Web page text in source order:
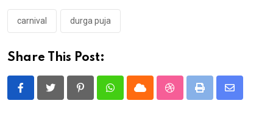
carnival durga puja
Share This Post:
PinterestWhatsappCloud StumbleUpon
Print
Share